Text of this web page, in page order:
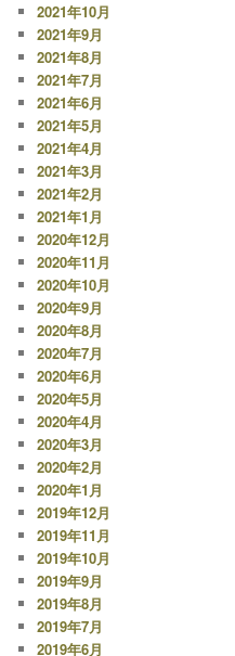
2021年10月
2021年9月
2021年8月
2021年7月
2021年6月
2021年5月
2021年4月
2021年3月
2021年2月
2021年1月
2020年12月
2020年11月
2020年10月
2020年9月
2020年8月
2020年7月
2020年6月
2020年5月
2020年4月
2020年3月
2020年2月
2020年1月
2019年12月
2019年11月
2019年10月
2019年9月
2019年8月
2019年7月
2019年6月